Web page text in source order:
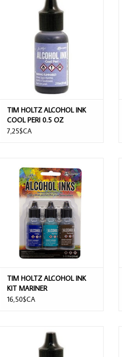
PERI 0.5 OZ
TIM HOLTZ ALCOHOL INK
COOL PERI 0.5 OZ
7,25$CA
MARINER
INDIGO/MERMAID/TEAKWOOD 3PK
AJOUTER AU PANIER
TIM HOLTZ ALCOHOL INK
KIT MARINER
INDIGO/MERMAID/TEAKWOOD
16,50$CA
TIM HOLTZ ALCOHOL INK
EVERGLADES 0.5OZ